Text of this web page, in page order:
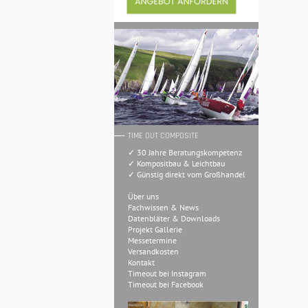
TIME OUT COMPOSITE
✓ 30 Jahre Beratungskompetenz
✓ Kompositbau & Leichtbau
✓ Günstig direkt vom Großhandel
Über uns
Fachwissen & News
Datenbläter & Downloads
Projekt Gallerie
Messetermine
Versandkosten
Kontakt
Timeout bei Instagram
Timeout bei Facebook